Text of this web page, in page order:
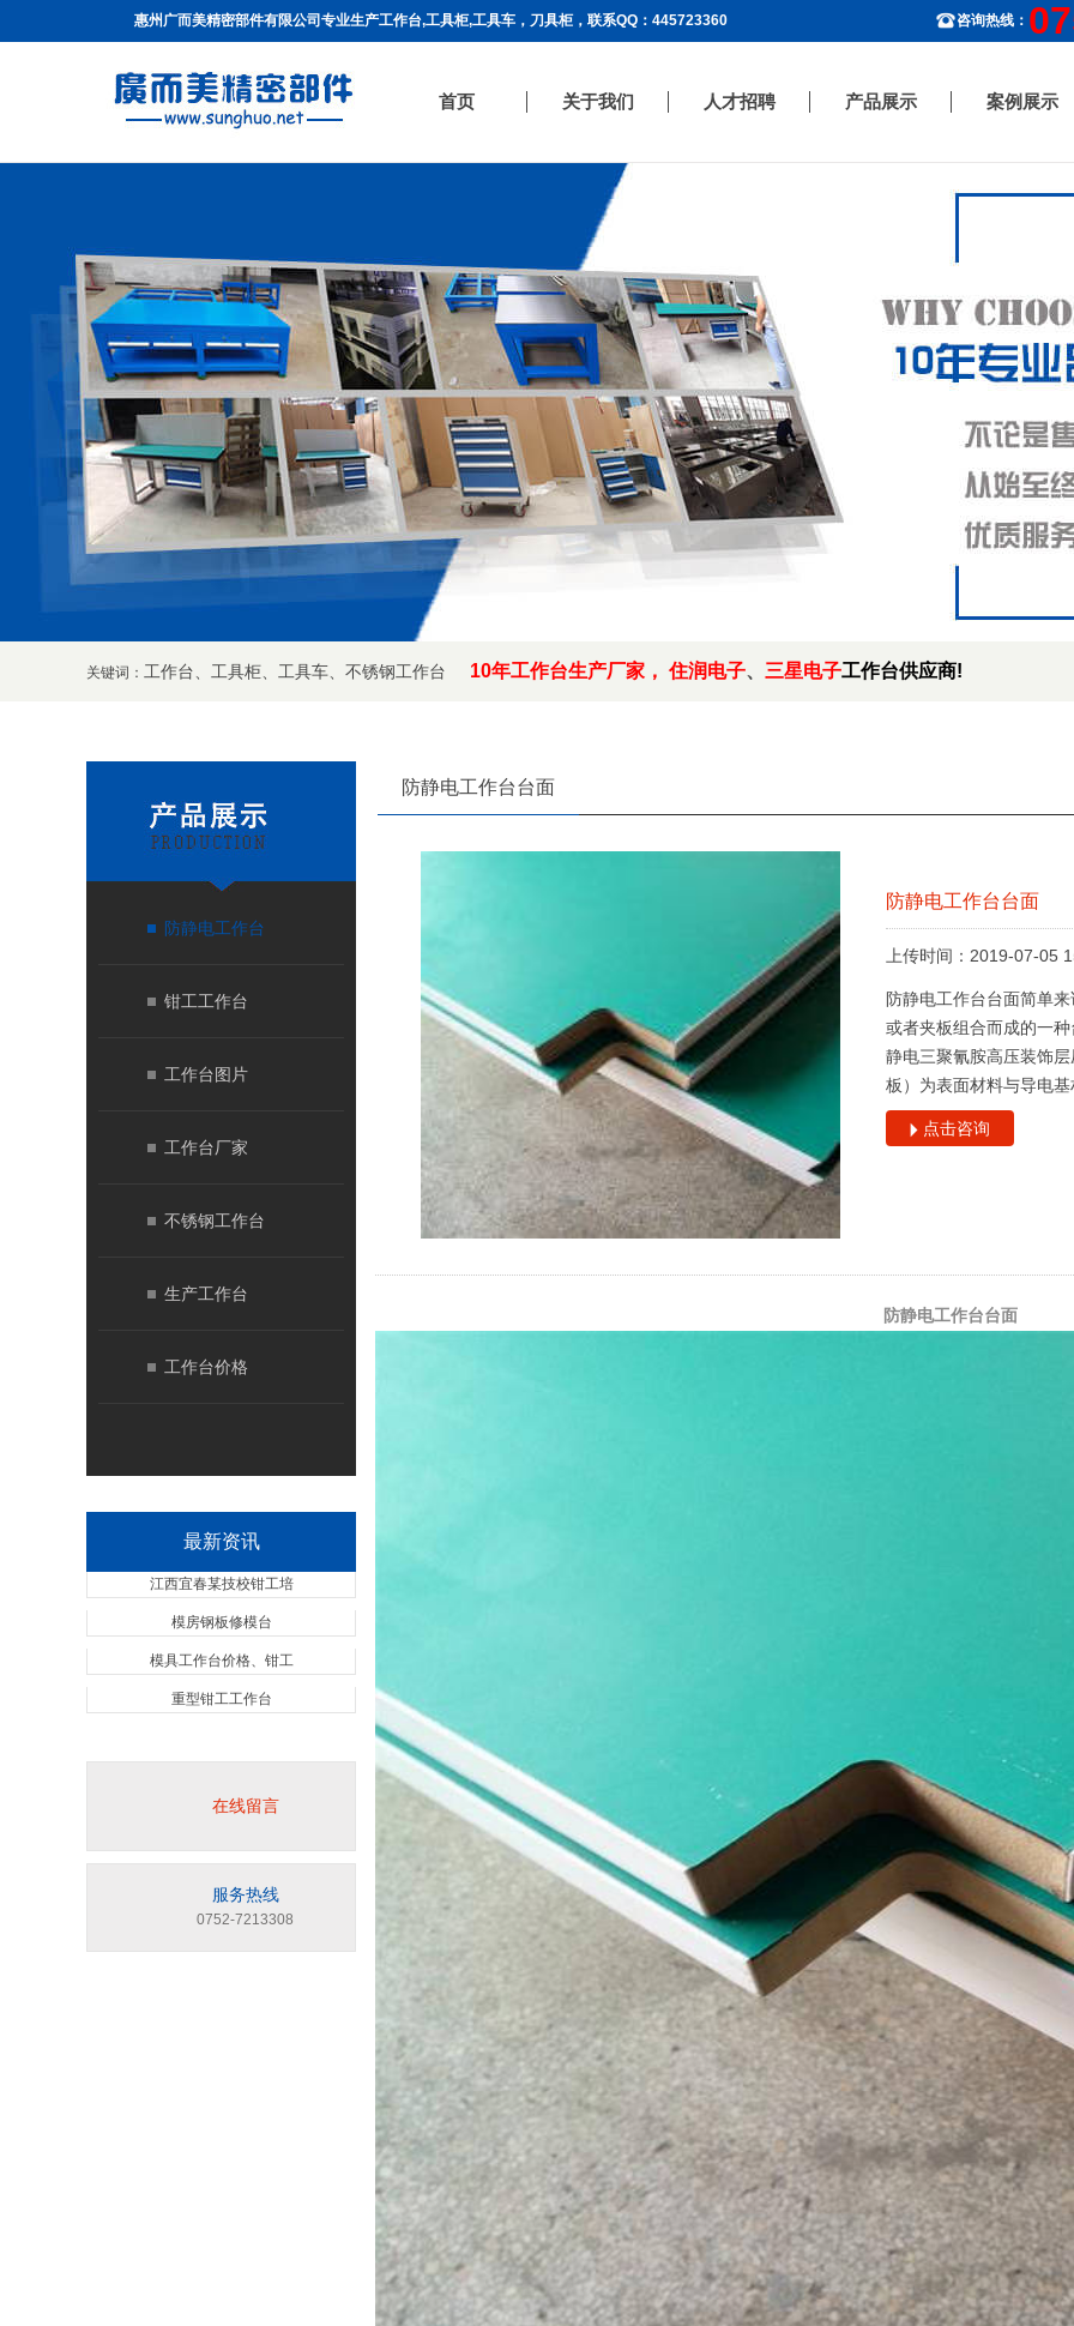
惠州广而美精密部件有限公司专业生产工作台,工具柜,工具车，刀具柜，联系QQ：445723360 咨询热线：
首页 关于我们 人才招聘 产品展示 案例展示
关键词： 工作台 工具柜 工具车 不锈钢工作台 10年工作台生产厂家 ， 住润电子、 三星电子工作台供应商!
防静电工作台
钳工工作台
工作台图片
工作台厂家
不锈钢工作台
生产工作台
工作台价格
最新资讯
江西宜春某技校钳工培
模房钢板修模台
模具工作台价格、钳工
重型钳工工作台
在线留言
服务热线
0752-7213308
防静电工作台台面
防静电工作台台面
上传时间：2019-07-05
防静电工作台台面简单
或者夹板组合而成的一
静电三聚氰胺高压装饰
板）为表面材料与导电
点击咨询
防静电工作台台面